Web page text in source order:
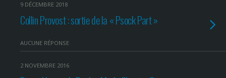
9 DÉCEMBRE 2018
Collin Provost : sortie de la « Psock Part »
AUCUNE RÉPONSE
2 NOVEMBRE 2016